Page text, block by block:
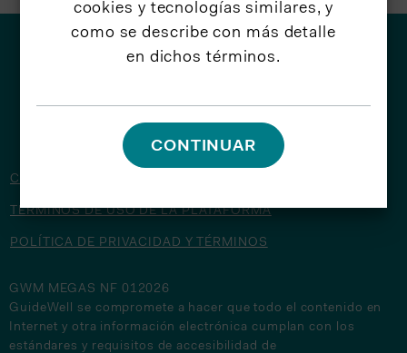
CONTÁCTENOS
TÉRMINOS DE USO DE LA PLATAFORMA
POLÍTICA DE PRIVACIDAD Y TÉRMINOS
GWM MEGAS NF 012026
GuideWell se compromete a hacer que todo el contenido en
Internet y otra información electrónica cumplan con los
estándares y requisitos de accesibilidad de
cookies y tecnologías similares, y
como se describe con más detalle
en dichos términos.
CONTINUAR